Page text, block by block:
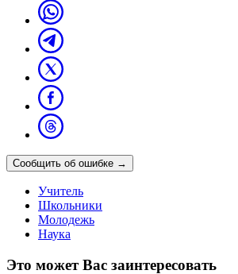
Сообщить об ошибке →
Учитель
Школьники
Молодежь
Наука
Это может Вас заинтересовать